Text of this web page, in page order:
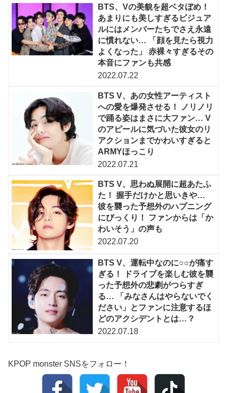
BTS、Vの美貌を超ベタぼめ！
あまりにも美しすぎるビジュア
ルにはメンバーたちでさえ永遠
に慣れない… 「顔を見たら視力
よくなった」 赤裸々すぎるその
本音にファンも共感
2022.07.22
BTS V、あの女性アーティスト
への愛を爆発させる！ ノリノリ
で踊る姿はまさに大ファン… V
のアピールに気づいた彼女のリ
アクションまでかわいすぎると
ARMYほっこり
2022.07.21
BTS V、思わぬ展開に超あたふ
た！ 握手だけかと思いきや…
彼を襲った予想外のハプニング
にびっくり！ ファンからは「か
わいそう」の声も
2022.07.20
BTS V、運転中なのに○○が痛す
ぎる！ ドライブを楽しむ彼を襲
った予想外の悲劇がつらすぎ
る… 「みなさんはやらないでく
ださい」とファンに注意するほ
どのアクシデントとは…？
2022.07.18
KPOP monster SNSをフォロー！